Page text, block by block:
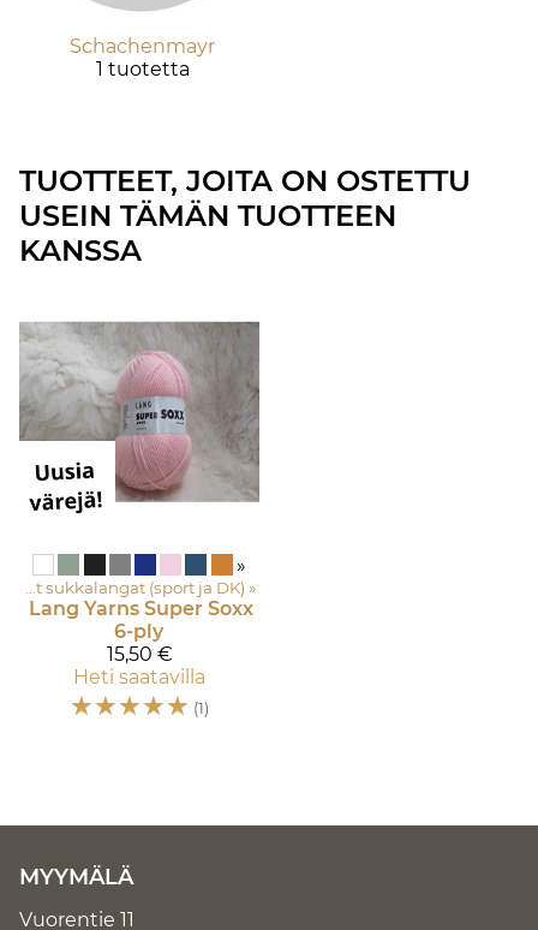
Schachenmayr
1 tuotetta
TUOTTEET, JOITA ON OSTETTU
USEIN TÄMÄN TUOTTEEN
KANSSA
»
Keskipaksut sukkalangat (sport ja DK) ‪»
Lang Yarns Super Soxx
6-ply
15,50 €
Heti saatavilla
☆☆☆☆☆ (1)
MYYMÄLÄ
Vuorentie 11